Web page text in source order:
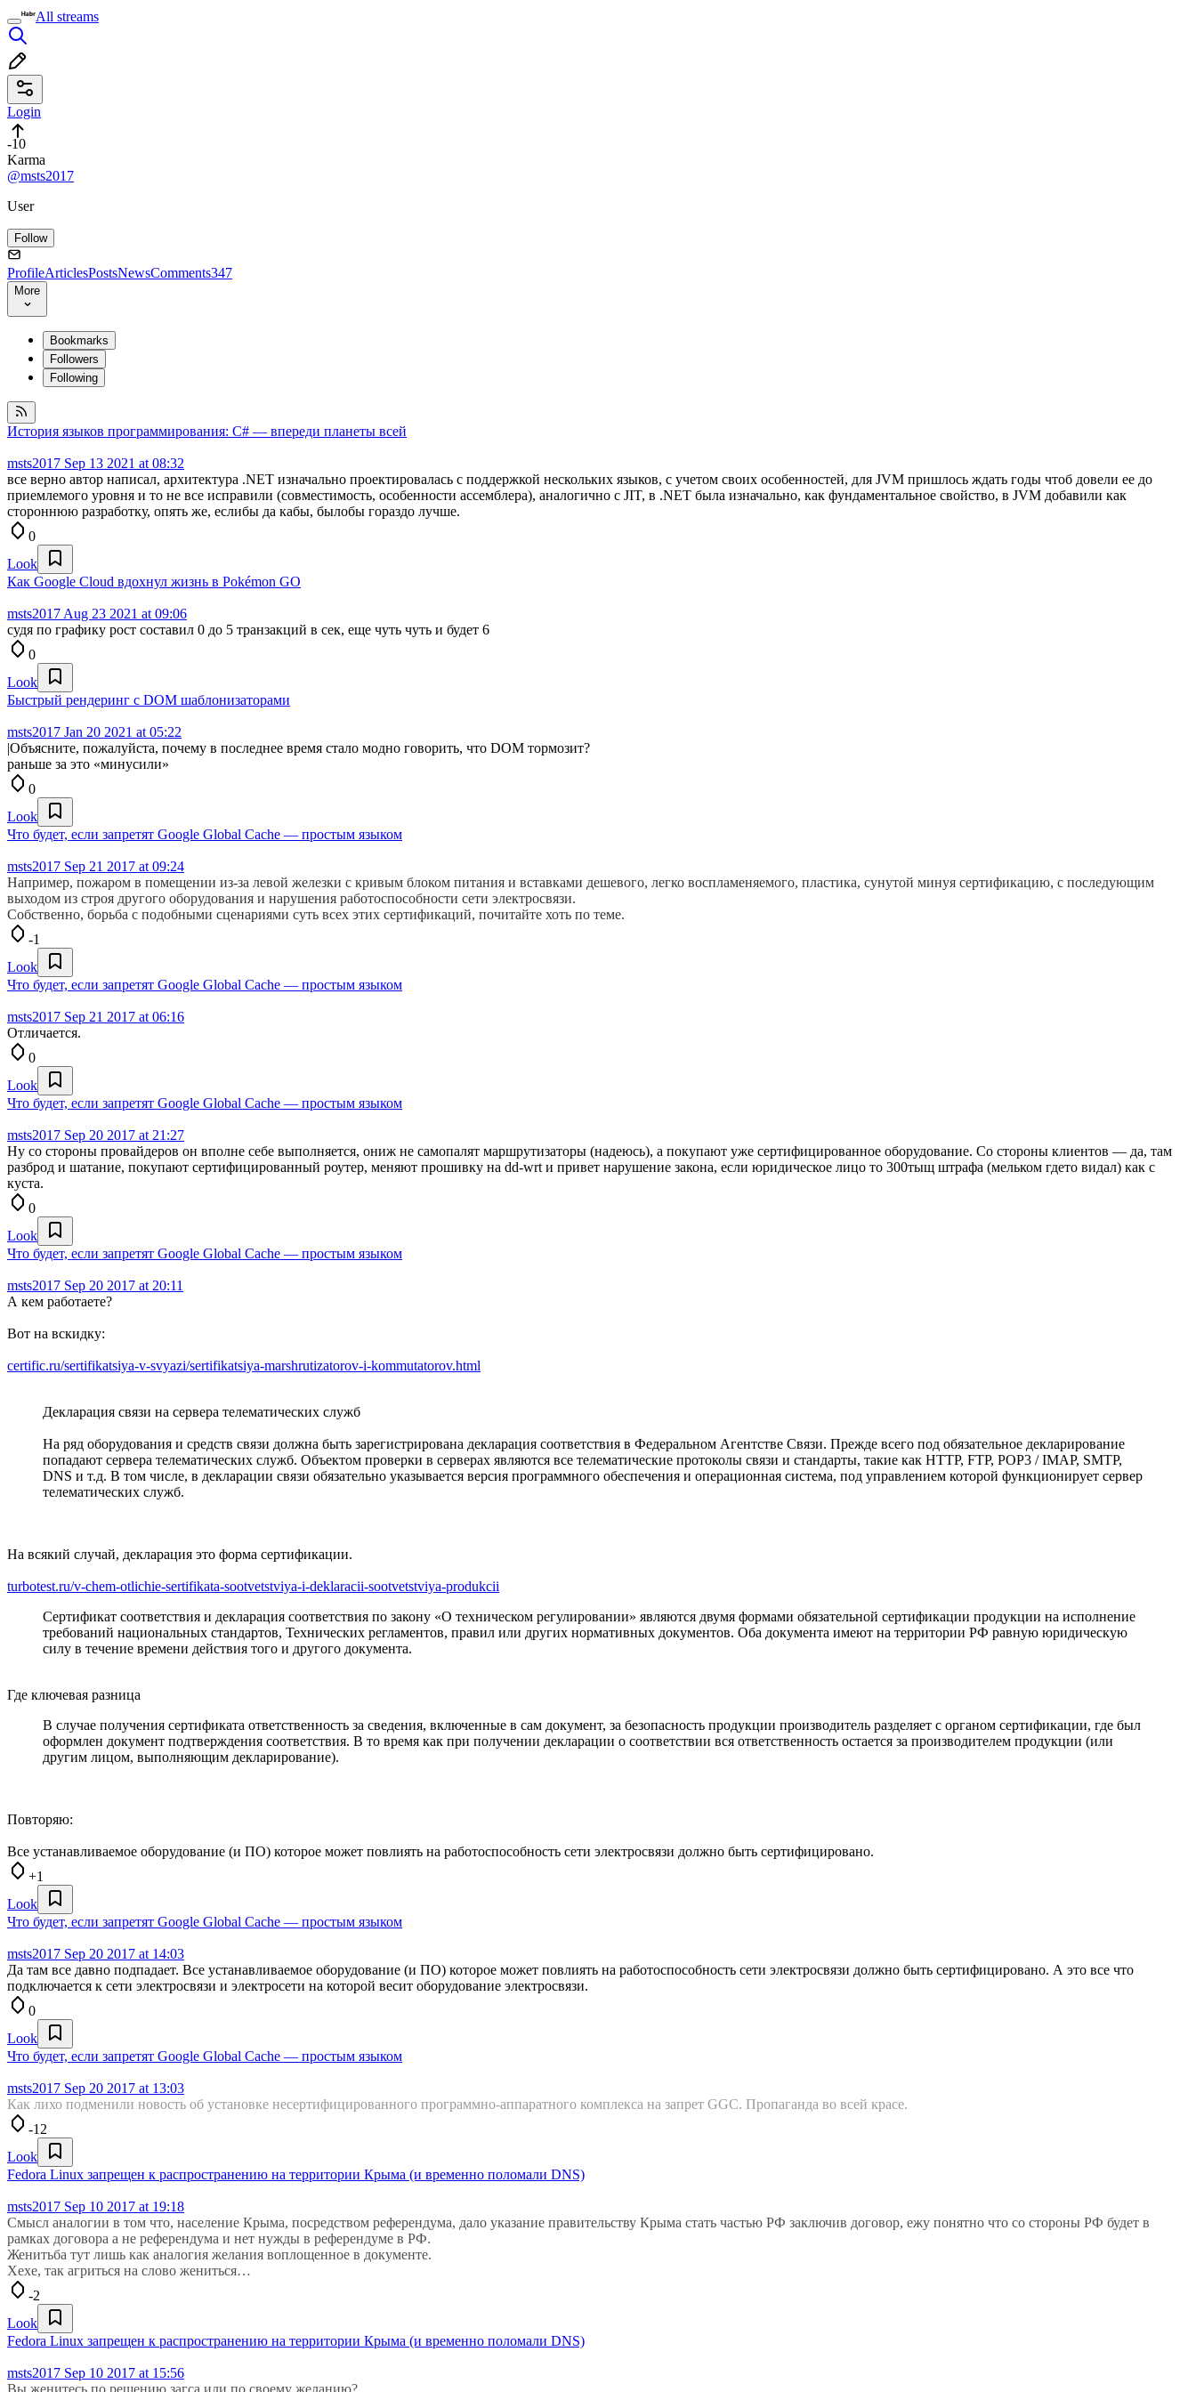
All streams
Login
-10
Karma
@msts2017
User
Follow
ProfileArticlesPostsNewsComments347
More
Bookmarks
Followers
Following
История языков программирования: C# — впереди планеты всей
msts2017 Sep 13 2021 at 08:32
все верно автор написал, архитектура .NET изначально проектировалась с поддержкой нескольких языков, с учетом своих особенностей, для JVM пришлось ждать годы чтоб довели ее до
приемлемого уровня и то не все исправили (совместимость, особенности ассемблера), аналогично с JIT, в .NET была изначально, как фундаментальное свойство, в JVM добавили как
стороннюю разработку, опять же, еслибы да кабы, былобы гораздо лучше.
0
Look
Как Google Cloud вдохнул жизнь в Pokémon GO
msts2017 Aug 23 2021 at 09:06
судя по графику рост составил 0 до 5 транзакций в сек, еще чуть чуть и будет 6
0
Look
Быстрый рендеринг с DOM шаблонизаторами
msts2017 Jan 20 2021 at 05:22
|Объясните, пожалуйста, почему в последнее время стало модно говорить, что DOM тормозит?
раньше за это «минусили»
0
Look
Что будет, если запретят Google Global Cache — простым языком
msts2017 Sep 21 2017 at 09:24
Например, пожаром в помещении из-за левой железки с кривым блоком питания и вставками дешевого, легко воспламеняемого, пластика, сунутой минуя сертификацию, с последующим
выходом из строя другого оборудования и нарушения работоспособности сети электросвязи.
Собственно, борьба с подобными сценариями суть всех этих сертификаций, почитайте хоть по теме.
-1
Look
Что будет, если запретят Google Global Cache — простым языком
msts2017 Sep 21 2017 at 06:16
Отличается.
0
Look
Что будет, если запретят Google Global Cache — простым языком
msts2017 Sep 20 2017 at 21:27
Ну со стороны провайдеров он вполне себе выполняется, ониж не самопалят маршрутизаторы (надеюсь), а покупают уже сертифицированное оборудование. Со стороны клиентов — да, там
разброд и шатание, покупают сертифицированный роутер, меняют прошивку на dd-wrt и привет нарушение закона, если юридическое лицо то 300тыщ штрафа (мельком гдето видал) как с
куста.
0
Look
Что будет, если запретят Google Global Cache — простым языком
msts2017 Sep 20 2017 at 20:11
А кем работаете?
Вот на вскидку:
certific.ru/sertifikatsiya-v-svyazi/sertifikatsiya-marshrutizatorov-i-kommutatorov.html
Декларация связи на сервера телематических служб
На ряд оборудования и средств связи должна быть зарегистрирована декларация соответствия в Федеральном Агентстве Связи. Прежде всего под обязательное декларирование
попадают сервера телематических служб. Объектом проверки в серверах являются все телематические протоколы связи и стандарты, такие как HTTP, FTP, POP3 / IMAP, SMTP,
DNS и т.д. В том числе, в декларации связи обязательно указывается версия программного обеспечения и операционная система, под управлением которой функционирует сервер
телематических служб.
На всякий случай, декларация это форма сертификации.
turbotest.ru/v-chem-otlichie-sertifikata-sootvetstviya-i-deklaracii-sootvetstviya-produkcii
Сертификат соответствия и декларация соответствия по закону «О техническом регулировании» являются двумя формами обязательной сертификации продукции на исполнение
требований национальных стандартов, Технических регламентов, правил или других нормативных документов. Оба документа имеют на территории РФ равную юридическую
силу в течение времени действия того и другого документа.
Где ключевая разница
В случае получения сертификата ответственность за сведения, включенные в сам документ, за безопасность продукции производитель разделяет с органом сертификации, где был
оформлен документ подтверждения соответствия. В то время как при получении декларации о соответствии вся ответственность остается за производителем продукции (или
другим лицом, выполняющим декларирование).
Повторяю:
Все устанавливаемое оборудование (и ПО) которое может повлиять на работоспособность сети электросвязи должно быть сертифицировано.
+1
Look
Что будет, если запретят Google Global Cache — простым языком
msts2017 Sep 20 2017 at 14:03
Да там все давно подпадает. Все устанавливаемое оборудование (и ПО) которое может повлиять на работоспособность сети электросвязи должно быть сертифицировано. А это все что
подключается к сети электросвязи и электросети на которой весит оборудование электросвязи.
0
Look
Что будет, если запретят Google Global Cache — простым языком
msts2017 Sep 20 2017 at 13:03
Как лихо подменили новость об установке несертифицированного программно-аппаратного комплекса на запрет GGC. Пропаганда во всей красе.
-12
Look
Fedora Linux запрещен к распространению на территории Крыма (и временно поломали DNS)
msts2017 Sep 10 2017 at 19:18
Смысл аналогии в том что, население Крыма, посредством референдума, дало указание правительству Крыма стать частью РФ заключив договор, ежу понятно что со стороны РФ будет в
рамках договора а не референдума и нет нужды в референдуме в РФ.
Женитьба тут лишь как аналогия желания воплощенное в документе.
Хехе, так агриться на слово жениться…
-2
Look
Fedora Linux запрещен к распространению на территории Крыма (и временно поломали DNS)
msts2017 Sep 10 2017 at 15:56
Вы женитесь по решению загса или по своему желанию?